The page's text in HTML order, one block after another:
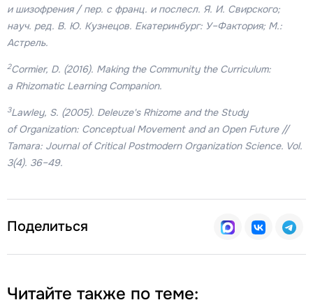
и шизофрения / пер. с франц. и послесл. Я. И. Свирского;
науч. ред. В. Ю. Кузнецов. Екатеринбург: У–Фактория; М.:
Астрель.
2Cormier, D. (2016). Making the Community the Curriculum:
a Rhizomatic Learning Companion.
3Lawley, S. (2005). Deleuze's Rhizome and the Study
of Organization: Conceptual Movement and an Open Future //
Tamara: Journal of Critical Postmodern Organization Science. Vol.
3(4). 36–49.
Поделиться
Читайте также по теме: